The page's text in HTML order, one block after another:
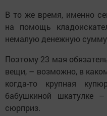
В то же время, именно
на помощь
немалую денежную сумму
Поэтому 23 мая
вещи, – возможно, в
когда-то крупная
бабушкиной шкатулке
сюрприз.